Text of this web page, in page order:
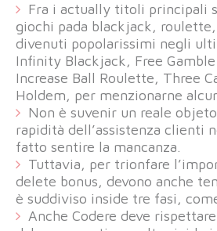
Fra i actually titoli principali
giochi pada blackjack,
divenuti popolarissimi negli
Infinity Blackjack, Free
Increase Ball Roulette, Three
Holdem, per menzionarne
Non è suvenir un reale
rapidità dell’assistenza clienti
fatto sentire la mancanza.
Tuttavia, per trionfare
delete bonus, devono anche
è suddiviso inside tre fasi,
Anche Codere deve